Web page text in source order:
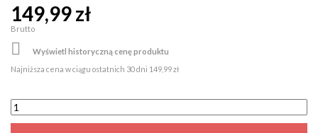
149,99 zł
Brutto

Wyświetl historyczną cenę produktu
Najniższa cena w ciągu ostatnich 30 dni 149,99 zł